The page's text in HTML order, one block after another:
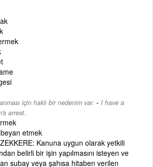
için haklı bir nedenim var. - I have a
arrest.
etmek
Kanuna uygun olarak yetkili
belirli bir işin yapılmasını isteyen ve
subay veya şahısa hitaben verilen